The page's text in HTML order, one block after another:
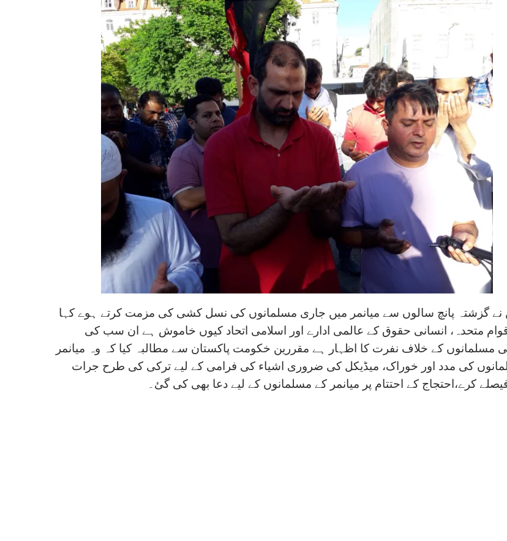
نے گزشتہ پانچ سالوں سے میانمر میں جاری مسلمانوں کی نسل کشی کی مزمت کرتے ہوے کہا
متحدہ، انسانی حقوق کے عالمی ادارے اور اسلامی اتحاد کیوں خاموش ہے ان سب کی
مسلمانوں کے خلاف نفرت کا اظہار ہے مقررین خکومت پاکستان سے مطالبہ کیا کہ وہ میانمر
کی مدد اور خوراک، میڈیکل کی ضروری اشیاء کی فرامی کے لیے ترکی کی طرح جرات
کرے،احتجاج کے احتتام پر میانمر کے مسلمانوں کے لیے دعا بھی کی گئ۔